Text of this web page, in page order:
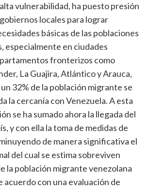
vulnerabilidad, ha puesto presión
locales para lograr
básicas de las poblaciones
especialmente en ciudades
fronterizos como
La Guajira, Atlántico y Arauca,
32% de la población migrante se
la cercanía con Venezuela. A esta
se ha sumado ahora la llegada del
y con ella la toma de medidas de
de manera significativa el
del cual se estima sobreviven
la población migrante venezolana
acuerdo con una evaluación de